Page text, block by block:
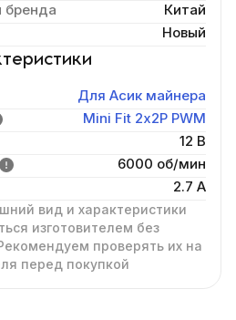
бренда
Китай
Новый
Для Асик майнера
Mini Fit 2х2P PWM
12 В
6000 об/мин
2.7 А
вид и характеристики
изготовителем без
проверять их на
перед покупкой